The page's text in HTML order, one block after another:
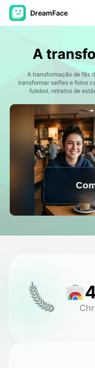
DreamFace
Vídeo Avatar
AI Video
Foto
Outras
Ver
Modelos
Foto
Outras
A
A transformação de fãs
transformar selfies e fotos
futebol, retratos de